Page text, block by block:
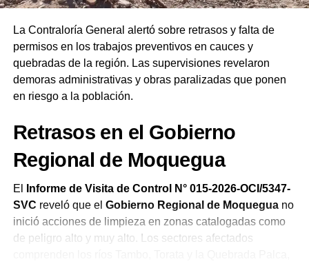
19.ª Confraternidad Regional en Ilo reafirmando el
compromiso de la iglesia de orar constantemente por el
bienestar del país.
La Contraloría General alertó sobre retrasos y falta de
permisos en los trabajos preventivos en cauces y
quebradas de la región. Las supervisiones revelaron
demoras administrativas y obras paralizadas que ponen
en riesgo a la población.
Retrasos en el Gobierno
Regional de Moquegua
El
Informe de Visita de Control N° 015-2026-OCI/5347-
SVC reveló que el Gobierno Regional de Moqueguano
inició acciones de limpieza en zonas catalogadas como
de peligro alto y muy alto. Los sectores afectados